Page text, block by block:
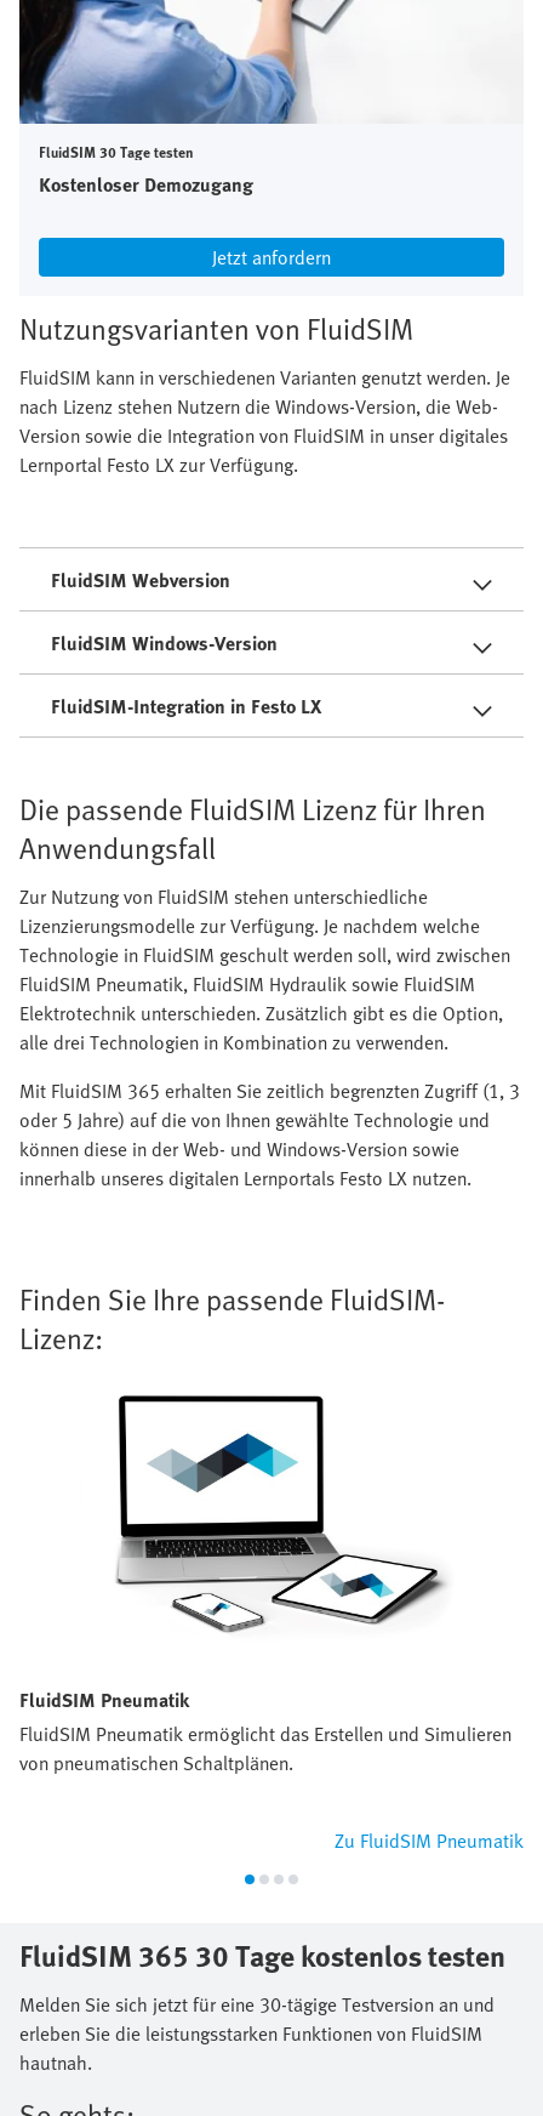
FluidSIM 30 Tage testen
Kostenloser Demozugang
Jetzt anfordern
Nutzungsvarianten von FluidSIM
FluidSIM kann in verschiedenen Varianten genutzt werden. Je
nach Lizenz stehen Nutzern die Windows-Version, die Web-
Version sowie die Integration von FluidSIM in unser digitales
Lernportal Festo LX zur Verfügung.
FluidSIM Webversion
FluidSIM Windows-Version
FluidSIM-Integration in Festo LX
Die passende FluidSIM Lizenz für Ihren
Anwendungsfall
Zur Nutzung von FluidSIM stehen unterschiedliche
Lizenzierungsmodelle zur Verfügung. Je nachdem welche
Technologie in FluidSIM geschult werden soll, wird zwischen
FluidSIM Pneumatik, FluidSIM Hydraulik sowie FluidSIM
Elektrotechnik unterschieden. Zusätzlich gibt es die Option,
alle drei Technologien in Kombination zu verwenden.
Mit FluidSIM 365 erhalten Sie zeitlich begrenzten Zugriff (1, 3
oder 5 Jahre) auf die von Ihnen gewählte Technologie und
können diese in der Web- und Windows-Version sowie
innerhalb unseres digitalen Lernportals Festo LX nutzen.
Finden Sie Ihre passende FluidSIM-
Lizenz:
FluidSIM Pneumatik
FluidSIM Pneumatik ermöglicht das Erstellen und Simulieren
von pneumatischen Schaltplänen.
Zu FluidSIM Pneumatik
FluidSIM 365 30 Tage kostenlos testen
Melden Sie sich jetzt für eine 30-tägige Testversion an und
erleben Sie die leistungsstarken Funktionen von FluidSIM
hautnah.